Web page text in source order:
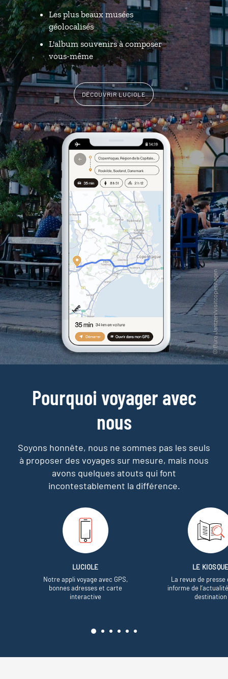
Les plus beaux musées
géolocalisés
L'album souvenirs à composer
vous-même
DÉCOUVRIR LUCIOLE
Pourquoi voyager avec
nous
Soyons honnête, nous ne sommes pas les seuls
à proposer des voyages sur mesure, mais nous
avons quelques atouts qui font
incontestablement la différence.
LUCIOLE
Notre appli voyage avec GPS,
bonnes adresses et carte
interactive
LE
La revue de presse
informe de
destination